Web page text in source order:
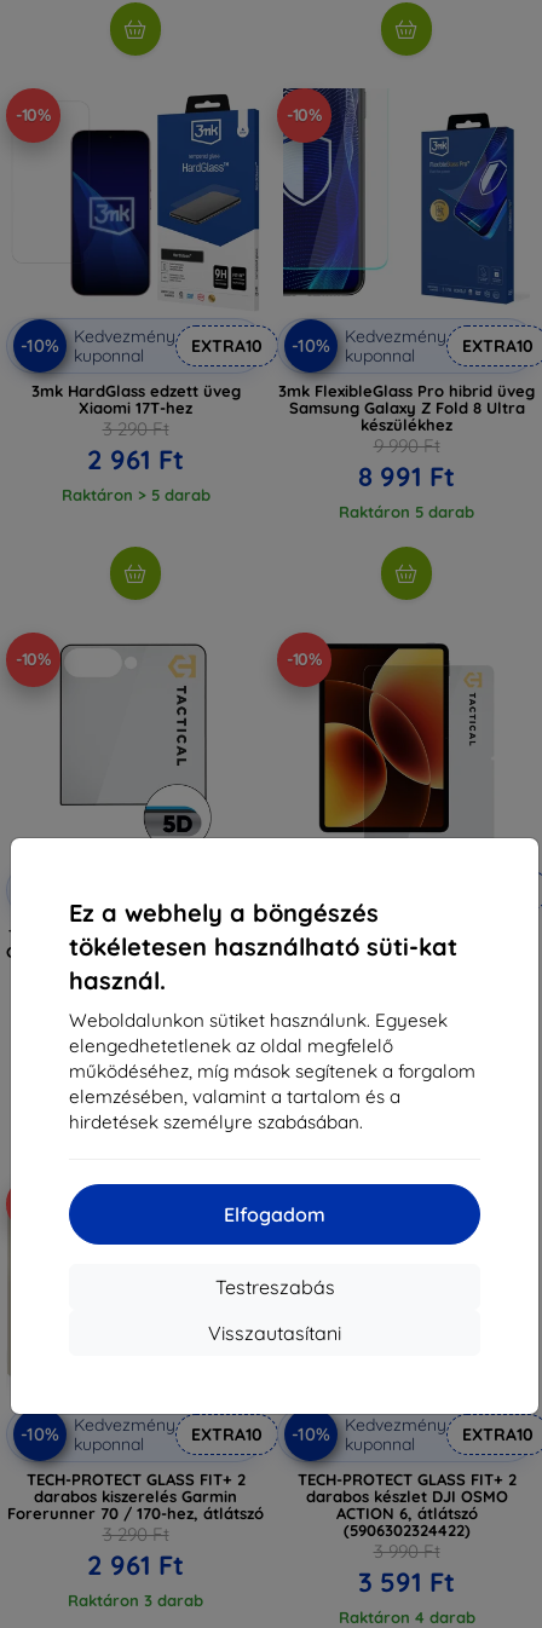
Ez a webhely a böngészés
tökéletesen használható süti-kat
használ.
Weboldalunkon sütiket használunk. Egyesek
elengedhetetlenek az oldal megfelelő
működéséhez, míg mások segítenek a forgalom
elemzésében, valamint a tartalom és a
hirdetések személyre szabásában.
Elfogadom
Testreszabás
Visszautasítani
-10%
-10%
Kedvezmény
kuponnal
EXTRA10
3mk HardGlass edzett üveg
Xiaomi 17T-hez
3 290 Ft
2 961 Ft
Raktáron > 5 darab
-10%
-10%
Kedvezmény
kuponnal
EXTRA10
3mk FlexibleGlass Pro hibrid üveg
Samsung Galaxy Z Fold 8 Ultra
készülékhez
9 990 Ft
8 991 Ft
Raktáron 5 darab
-10%
Tactical Glass Shield 5D Samsung
Galaxy Z Flip 8-hoz, fekete, külső,
57983130475
3 590 Ft
3 230 Ft
Raktáron > 5 darab
-10%
kuponnal
Tactical Glass védőüveg Xiaomi
Pad 7/8/8 Pro készülékhez,
4 311 Ft
Raktáron > 5 darab
-10%
Kedvezmény
kuponnal
EXTRA10
TECH-PROTECT GLASS FIT+ 2
darabos kiszerelés Garmin
Forerunner 70 / 170-hez, átlátszó
3 290 Ft
2 961 Ft
Raktáron 3 darab
-10%
-10%
Kedvezmény
kuponnal
EXTRA10
TECH-PROTECT GLASS FIT+ 2
darabos készlet DJI OSMO
ACTION 6, átlátszó
(5906302324422)
3 990 Ft
3 591 Ft
Raktáron 4 darab